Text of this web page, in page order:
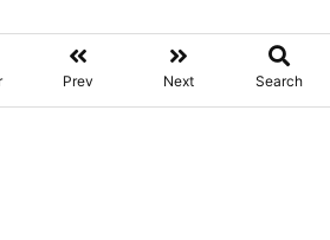
Prev Next Search